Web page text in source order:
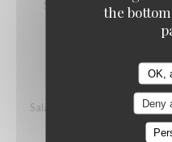
the
OK,
Deny
Salade composée -
Salade composée -